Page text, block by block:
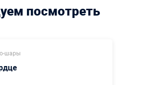
посмотреть
шары